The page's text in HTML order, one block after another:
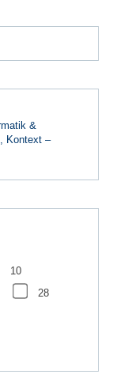
&
Kontext –
10
28